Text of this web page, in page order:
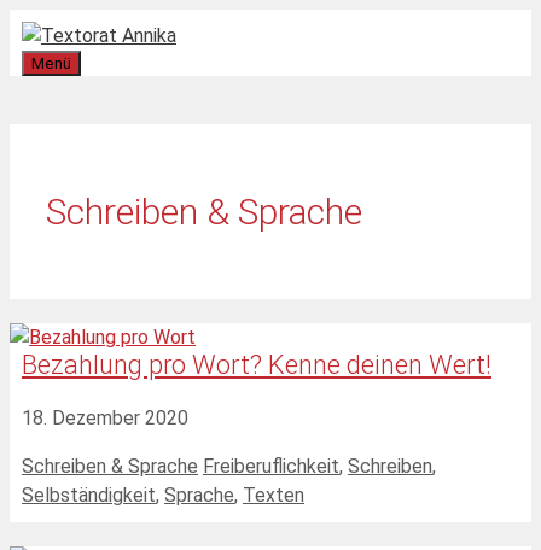
Zum
Inhalt
springen
Menü
Schreiben & Sprache
Bezahlung pro Wort? Kenne deinen Wert!
18. Dezember 2020
Kategorien
Schreiben & Sprache Schlagwörter
Freiberuflichkeit, Schreiben,
Selbständigkeit, Sprache, Texten